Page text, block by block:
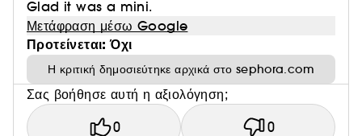
Glad it was a mini.
Μετάφραση μέσω Google
Προτείνεται: Όχι
Η κριτική δημοσιεύτηκε αρχικά στο sephora.com
Σας βοήθησε αυτή η αξιολόγηση;
0 0